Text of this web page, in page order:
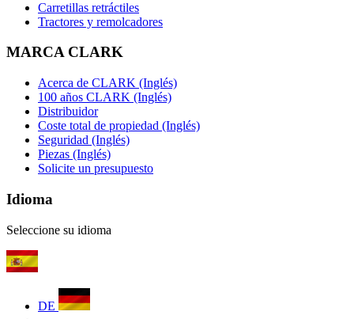
Carretillas retráctiles
Tractores y remolcadores
MARCA CLARK
Acerca de CLARK (Inglés)
100 años CLARK (Inglés)
Distribuidor
Coste total de propiedad (Inglés)
Seguridad (Inglés)
Piezas (Inglés)
Solicite un presupuesto
Idioma
Seleccione su idioma
DE